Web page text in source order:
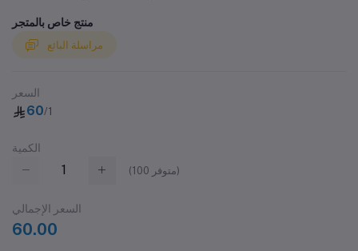
منتج خاص بالمتجر
مراسلة البائع
السعر
60/1
الكمية
(100 متوفر)
السعر الإجمالي
60.00